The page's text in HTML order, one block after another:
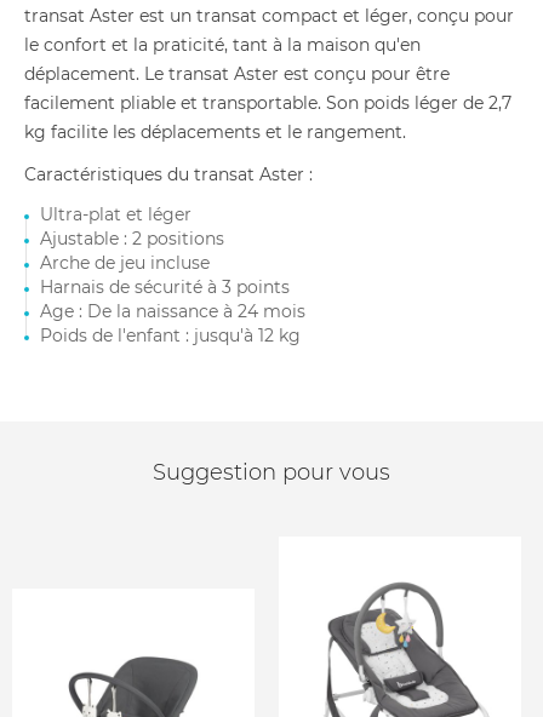
transat Aster est un transat compact et léger, conçu pour
le confort et la praticité, tant à la maison qu'en
déplacement. Le transat Aster est conçu pour être
facilement pliable et transportable. Son poids léger de 2,7
kg facilite les déplacements et le rangement.
Caractéristiques du transat Aster :
Ultra-plat et léger
Ajustable : 2 positions
Arche de jeu incluse
Harnais de sécurité à 3 points
Age : De la naissance à 24 mois
Poids de l'enfant : jusqu'à 12 kg
Suggestion pour vous